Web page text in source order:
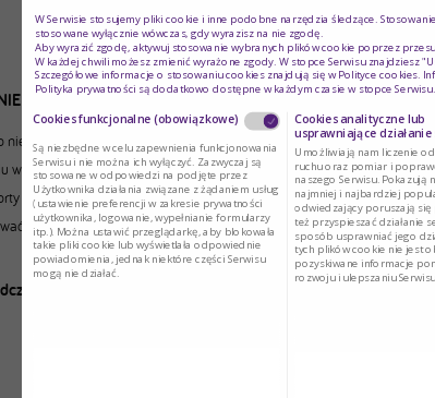
MA w najnowszym Magazynie PKU?
w dorosłość
wodne fenymenalnych
fenymenalną randkę?
gotowania NIE POWINNY używać:
W Serwisie stosujemy pliki cookie i inne podobne narzędzia śledzące.
stosowane wyłącznie wówczas, gdy wyrazisz na nie zgodę.
Aby wyrazić zgodę, aktywuj stosowanie wybranych plików cookie poprzez
W każdej chwili możesz zmienić wyrażone zgody. W stopce Serwisu
Szczegółowe informacje o stosowaniu cookies znajdują się wPolityce cookies.
Polityka prywatności są dodatkowo dostępne w każdym czasie w stopce Serwisu.
Cookies funkcjonalne (obowiązkowe)
Są niezbędne w celu zapewnienia funkcjonowania
Serwisu i nie można ich wyłączyć. Zazwyczaj są
stosowane w odpowiedzi na podjęte przez
Użytkownika działania związane z żądaniem usług
(ustawienie preferencji w zakresie prywatności
użytkownika, logowanie, wypełnianie formularzy
itp.). Można ustawić przeglądarkę, aby blokowała
takie pliki cookie lub wyświetlała odpowiednie
powiadomienia, jednak niektóre części Serwisu
mogą nie działać.
Cookies analityczne lub
usprawniające działanie
Umożliwiają nam liczenie
ruchu oraz pomiar i
naszego Serwisu. Pokazują
najmniej i najbardziej
odwiedzający poruszają się
też przyspieszać działanie
sposób usprawniać jego
tych plików cookie nie jest
pozyskiwane informacje
rozwoju i ulepszaniu